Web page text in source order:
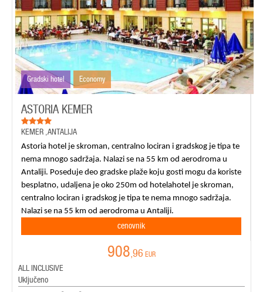
Gradski hotel Economy
ASTORIA KEMER
KEMER ,ANTALIJA
Astoria hotel je skroman, centralno lociran i gradskog je tipa te
nema mnogo sadržaja. Nalazi se na 55 km od aerodroma u
Antaliji. Poseduje deo gradske plaže koju gosti mogu da koriste
besplatno, udaljena je oko 250m od hotelahotel je skroman,
centralno lociran i gradskog je tipa te nema mnogo sadržaja.
Nalazi se na 55 km od aerodroma u Antaliji.
cenovnik
908,96 EUR
ALL INCLUSIVE
Uključeno